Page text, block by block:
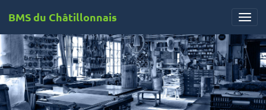
BMS du Châtillonnais